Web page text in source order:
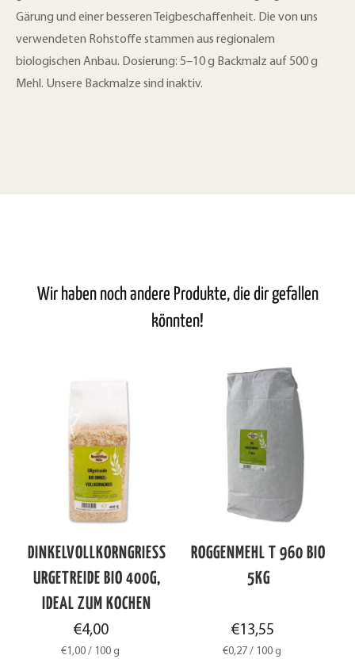
Gärung und einer besseren Teigbeschaffenheit. Die von uns
verwendeten Rohstoffe stammen aus regionalem
biologischen Anbau. Dosierung: 5–10 g Backmalz auf 500 g
Mehl. Unsere Backmalze sind inaktiv.
Wir haben noch andere Produkte, die dir gefallen
könnten!
DINKELVOLLKORNGRIESS U
RGETREIDE BIO 400G, I
DEAL ZUM KOCHEN
€4,00
€1,00 / 100 g
ROGGENMEHL T 960 BIO
5KG
€13,55
€0,27 / 100 g